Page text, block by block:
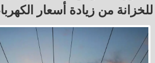
للخزانة من زيادة أسعار